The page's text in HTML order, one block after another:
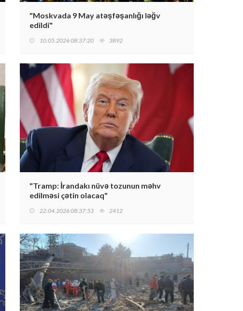
"Moskvada 9 May atəşfəşanlığı ləğv
edildi"
10.05.2026 08:37:20 3892
"Tramp: İrandakı nüvə tozunun məhv
edilməsi çətin olacaq"
22.04.2026 08:37:53 2412